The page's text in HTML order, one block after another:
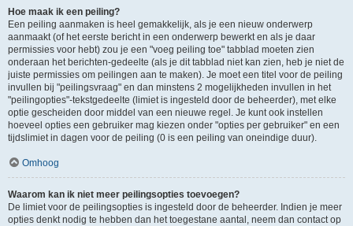
Hoe maak ik een peiling?
Een peiling aanmaken is heel gemakkelijk, als je een nieuw onderwerp
aanmaakt (of het eerste bericht in een onderwerp bewerkt en als je daar
permissies voor hebt) zou je een "voeg peiling toe" tabblad moeten zien
onderaan het berichten-gedeelte (als je dit tabblad niet kan zien, heb je niet de
juiste permissies om peilingen aan te maken). Je moet een titel voor de peiling
invullen bij "peilingsvraag" en dan minstens 2 mogelijkheden invullen in het
"peilingopties"-tekstgedeelte (limiet is ingesteld door de beheerder), met elke
optie gescheiden door middel van een nieuwe regel. Je kunt ook instellen
hoeveel opties een gebruiker mag kiezen onder "opties per gebruiker" en een
tijdslimiet in dagen voor de peiling (0 is een peiling van oneindige duur).
Omhoog
Waarom kan ik niet meer peilingsopties toevoegen?
De limiet voor de peilingsopties is ingesteld door de beheerder. Indien je meer
opties denkt nodig te hebben dan het toegestane aantal, neem dan contact op